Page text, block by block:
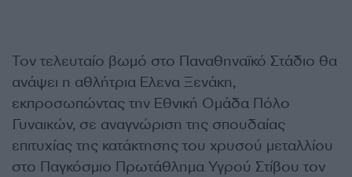
Τον τελευταίο βωμό στο Παναθηναϊκό Στάδιο θα
ανάψει η αθλήτρια Ελενα Ξενάκη,
εκπροσωπώντας την Εθνική Ομάδα Πόλο
Γυναικών, σε αναγνώριση της σπουδαίας
επιτυχίας της κατάκτησης του χρυσού μεταλλίου
στο Παγκόσμιο Πρωτάθλημα Υγρού Στίβου τον